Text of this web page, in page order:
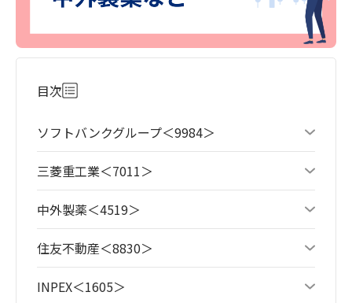
目次
ソフトバンクグループ＜9984＞
三菱重工業＜7011＞
中外製薬＜4519＞
住友不動産＜8830＞
INPEX＜1605＞